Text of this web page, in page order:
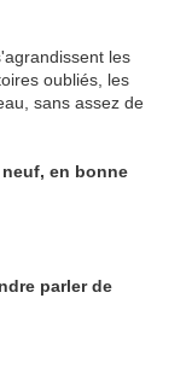
les
oubliés, les
sans assez de
en bonne
parler de